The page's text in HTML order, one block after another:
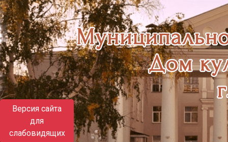
Версия сайта
для
слабовидящих